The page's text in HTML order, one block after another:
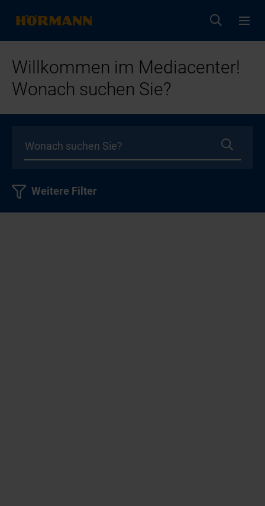
Willkommen im Mediacenter!
Wonach suchen Sie?
Weitere Filter